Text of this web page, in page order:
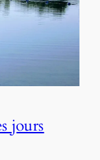
jours